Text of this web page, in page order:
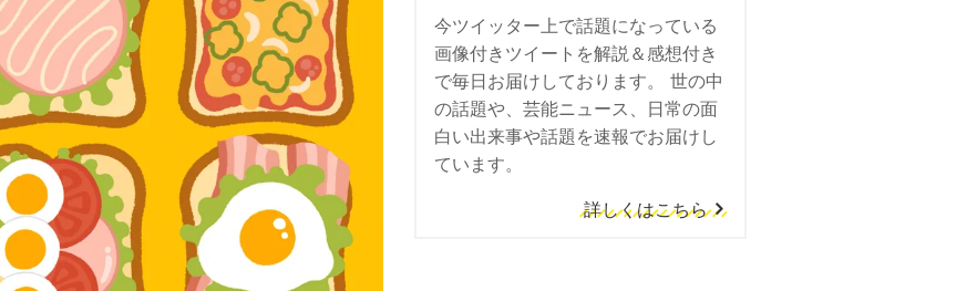
今ツイッター上で話題になっている
画像付きツイートを解説＆感想付き
で毎日お届けしております。 世の中
の話題や、芸能ニュース、日常の面
白い出来事や話題を速報でお届けし
ています。
詳しくはこちら